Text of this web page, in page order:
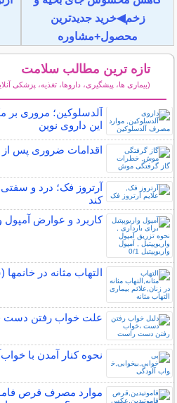
زخم◀خرید جدیدترین
محصول+مشاوره
تازه ترین مطالب سلامت
(بیماری ها، پیشگیری، داروها، تغذیه، پزشکی
آلدسلوکین؛ مروری بر
این داروی نوین
اقدامات ضروری پس
آرتروز فک؛ درد و
کند
کاربرد و عوارض آمپول
التهاب مثانه در
علت خواب رفتن
نحوه کنار آمدن با